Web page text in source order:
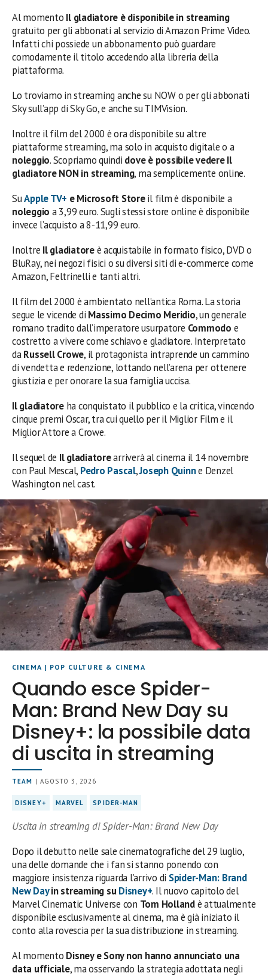
Al momento Il gladiatore è disponibile in streaming
gratuito per gli abbonati al servizio di Amazon Prime Video.
Infatti chi possiede un abbonamento può guardare
comodamente il titolo accedendo alla libreria della
piattaforma.
Lo troviamo in streaming anche su NOW o per gli abbonati
Sky sull’app di Sky Go, e anche su TIMVision.
Inoltre il film del 2000 è ora disponibile su altre
piattaforme streaming, ma solo in acquisto digitale o a
noleggio. Scopriamo quindi dove è possibile vedereIl
gladiatoreNON in streaming, ma semplicemente online.
SuApple TV+ e Microsoft Storeil film è disponibile a
noleggio a 3,99 euro. Sugli stessi store online è disponibile
invece l’acquisto a 8-11,99 euro.
Inoltre Il gladiatoreè acquistabile in formato fisico, DVD o
BluRay, nei negozi fisici o su diversi siti di e-commerce come
Amazon, Feltrinelli e tanti altri.
Il film del 2000 è ambientato nell’antica Roma. La storia
segue le vicende di Massimo Decimo Meridio, un generale
romano tradito dall’imperatore usurpatore Commodo e
costretto a vivere come schiavo e gladiatore. Interpretato
daRussell Crowe, il protagonista intraprende un cammino
di vendetta e redenzione, lottando nell’arena per ottenere
giustizia e per onorare la sua famiglia uccisa.
Il gladiatoreha conquistato il pubblico e la critica, vincendo
cinque premi Oscar, tra cui quello per il Miglior Film e il
Miglior Attore a Crowe.
Il sequel de Il gladiatorearriverà al cinema il 14 novembre
con Paul Mescal, Pedro Pascal,Joseph Quinne Denzel
Washington nel cast.
CINEMA | POP CULTURE & CINEMA
Quando esce Spider-
Man: Brand New Day su
Disney+: la possibile data
di uscita in streaming
TEAM | AGOSTO 3, 2026
DISNEY+ MARVEL SPIDER-MAN
Uscita in streaming di Spider-Man: Brand New Day
Dopo il debutto nelle sale cinematografiche del 29 luglio,
una delle domande che i fan si stanno ponendo con
maggiore insistenza riguarda l’arrivo di Spider-Man: Brand
New Dayin streaming suDisney+. Il nuovo capitolo del
Marvel Cinematic Universe con Tom Hollandè attualmente
disponibile esclusivamente al cinema, ma è già iniziato il
conto alla rovescia per la sua distribuzione in streaming.
Al momento Disney e Sony non hanno annunciato una
data ufficiale, ma osservando la strategia adottata negli